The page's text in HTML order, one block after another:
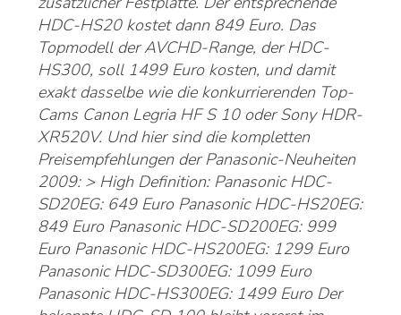
HDC-HS20 kostet dann 849 Euro. Das
Topmodell der AVCHD-Range, der HDC-
HS300, soll 1499 Euro kosten, und damit
exakt dasselbe wie die konkurrierenden Top-
Cams Canon Legria HF S 10 oder Sony HDR-
XR520V. Und hier sind die kompletten
Preisempfehlungen der Panasonic-Neuheiten
2009: > High Definition: Panasonic HDC-
SD20EG: 649 Euro Panasonic HDC-HS20EG:
849 Euro Panasonic HDC-SD200EG: 999
Euro Panasonic HDC-HS200EG: 1299 Euro
Panasonic HDC-SD300EG: 1099 Euro
Panasonic HDC-HS300EG: 1499 Euro Der